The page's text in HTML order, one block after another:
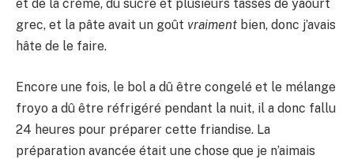
et de la crème, du sucre et plusieurs tasses de yaourt
grec, et la pâte avait un goût vraiment bien, donc j’avais
hâte de le faire.
Encore une fois, le bol a dû être congelé et le mélange
froyo a dû être réfrigéré pendant la nuit, il a donc fallu
24 heures pour préparer cette friandise. La
préparation avancée était une chose que je n’aimais